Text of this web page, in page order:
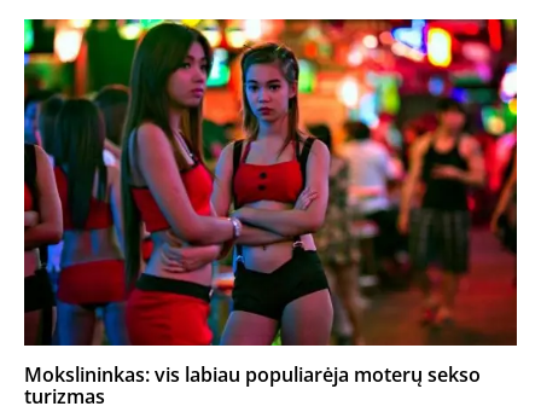
Mokslininkas: vis labiau populiarėja moterų sekso
turizmas